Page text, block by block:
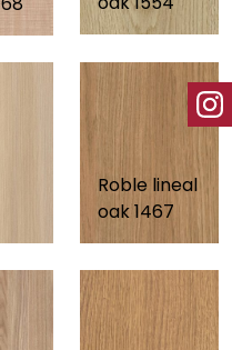
Roble lineal
oak 1467